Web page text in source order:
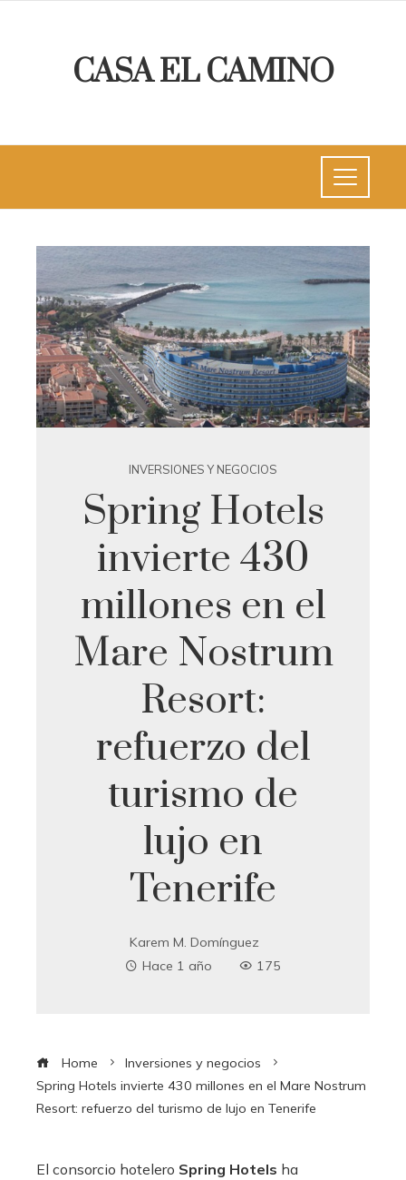
CASA EL CAMINO
INVERSIONES Y NEGOCIOS
Spring Hotels
invierte 430
millones en el
Mare Nostrum
Resort:
refuerzo del
turismo de
lujo en
Tenerife
Karem M. Domínguez
Hace 1 año
175
Home
Inversiones y negocios
Spring Hotels invierte 430 millones en el Mare Nostrum
Resort: refuerzo del turismo de lujo en Tenerife
El consorcio hotelero Spring Hotels ha